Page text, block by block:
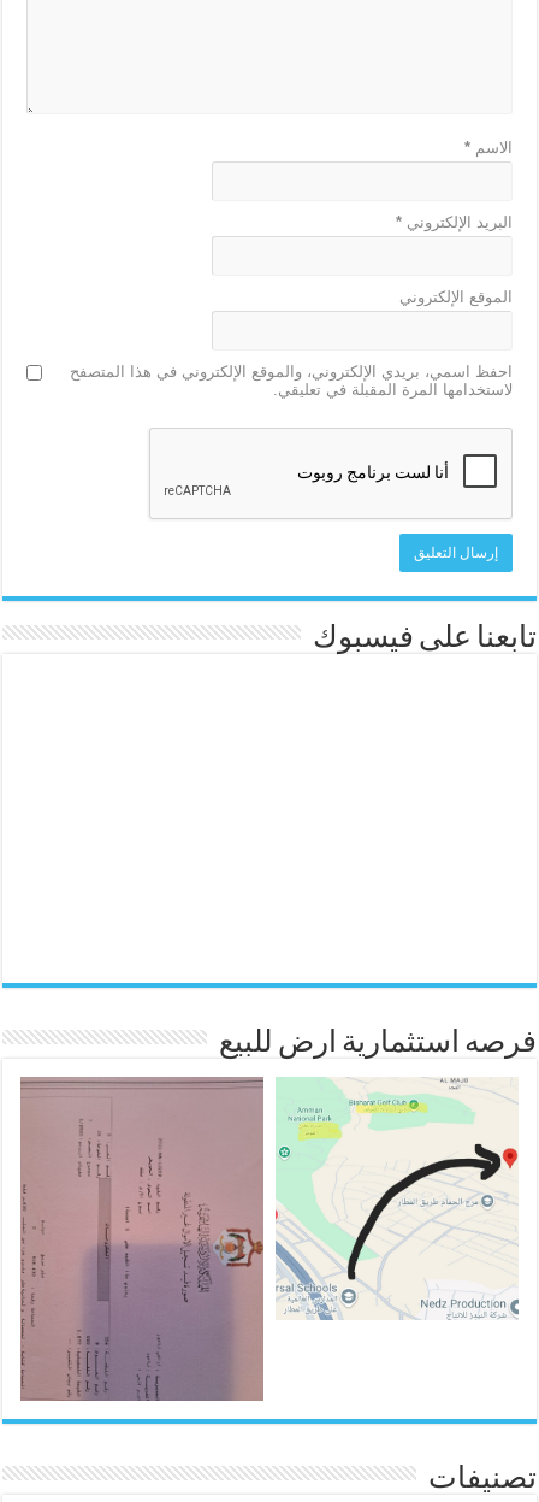
الاسم*
البريد الإلكتروني*
الموقع الإلكتروني
احفظ اسمي، بريدي الإلكتروني، والموقع الإلكتروني في هذا المتصفح
لاستخدامها المرة المقبلة في تعليقي.
تابعنا على فيسبوك
فرصه استثمارية ارض للبيع
تصنيفات